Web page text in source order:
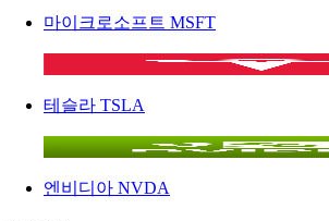
마이크로소프트 MSFT
테슬라 TSLA
엔비디아 NVDA